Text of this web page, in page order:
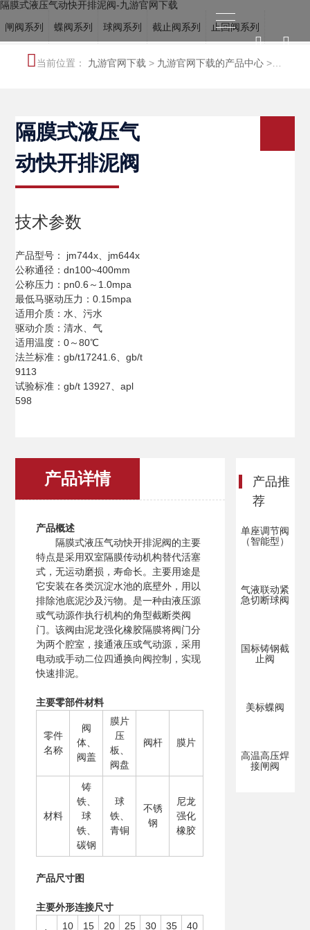
隔膜式液压气动快开排泥阀-九游官网下载
闸阀系列
蝶阀系列 球阀系列 截止阀系列 止回阀系列
电站阀系列 调节阀系列 冶金阀系列 水力控制阀系列
当前位置： 九游官网下载 > 九游官网下载的产品中心 >
隔膜式液压气
动快开排泥阀
技术参数
产品型号： jm744x、jm644x
公称通径：dn100~400mm
公称压力：pn0.6～1.0mpa
最低马驱动压力：0.15mpa
适用介质：水、污水
驱动介质：清水、气
适用温度：0～80℃
法兰标准：gb/t17241.6、gb/t
9113
试验标准：gb/t 13927、apl
598
产品详情
产品概述
隔膜式液压气动快开排泥阀的主要
特点是采用双室隔膜传动机构替代活塞
式，无运动磨损，寿命长。主要用途是
它安装在各类沉淀水池的底壁外，用以
排除池底泥沙及污物。是一种由液压源
或气动源作执行机构的角型截断类阀
门。该阀由泥龙强化橡胶隔膜将阀门分
为两个腔室，接通液压或气动源，采用
电动或手动二位四通换向阀控制，实现
快速排泥。
主要零部件材料
零件
名称
阀
体、
阀盖
膜片
压
板、
阀盘
阀杆 膜片
材料
铸
铁、
球
铁、
碳钢
球
铁、
青铜
不锈
钢
尼龙
强化
橡胶
产品尺寸图
主要外形连接尺寸
10 15 20 25 30 35 40
产品推
荐
单座调节阀
（智能型）
气液联动紧
急切断球阀
国标铸钢截
止阀
美标蝶阀
高温高压焊
接闸阀